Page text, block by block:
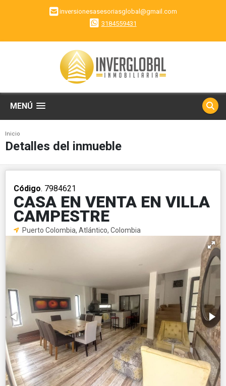
inversionesasesoriasglobal@gmail.com
3184559431
MENÚ
Inicio
Detalles del inmueble
Código. 7984621
CASA EN VENTA EN VILLA
CAMPESTRE
Puerto Colombia, Atlántico, Colombia